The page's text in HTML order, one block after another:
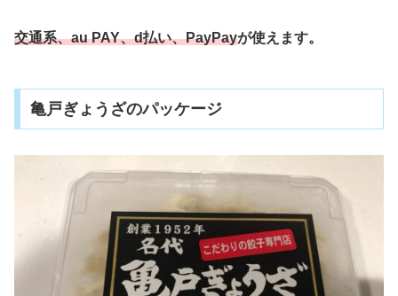
交通系、au PAY、d払い、PayPayが使えます。
亀戸ぎょうざのパッケージ